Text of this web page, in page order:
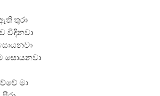
තුරා
විදිනවා
සොයනවා
මා